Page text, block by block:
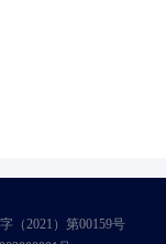
（2021）第00159号